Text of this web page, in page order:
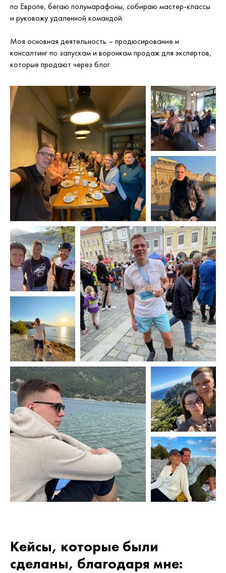
по Европе, бегаю полумарафоны, собираю мастер-классы
и руковожу удаленной командой.
Моя основная деятельность – продюсирование и
консалтинг по запускам и воронкам продаж для экспертов,
которые продают через блог.
Кейсы, которые были
сделаны, благодаря мне: